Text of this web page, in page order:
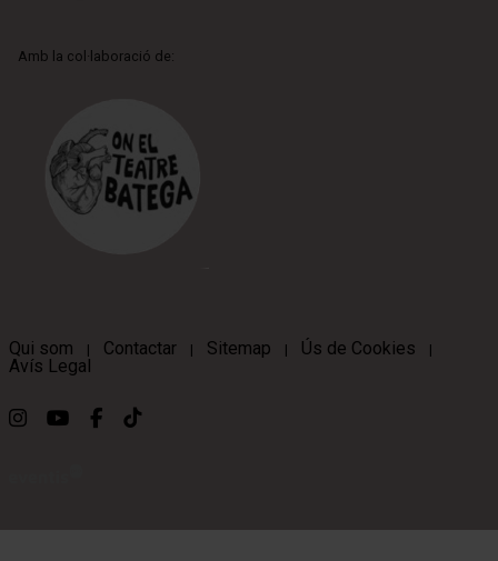
Amb la col·laboració de:
Qui som | Contactar | Sitemap | Ús de Cookies |
Avís Legal
Link a instagram
Link a youtube
Link a facebook
Link a ticktok